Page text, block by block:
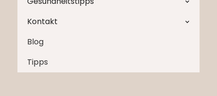
Kontakt
Blog
Tipps